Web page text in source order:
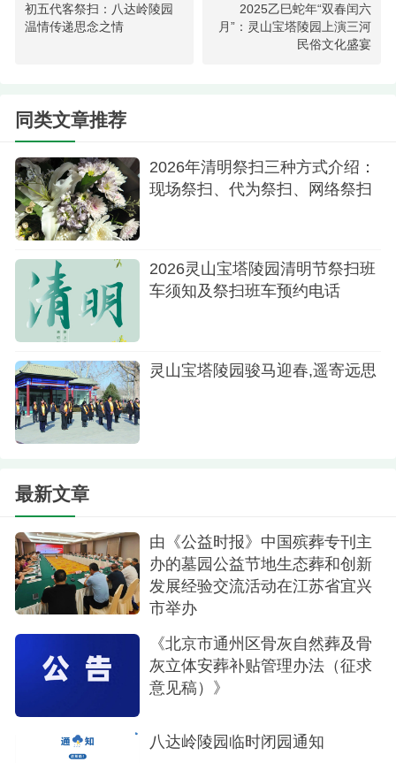
命礼赞》遗体器官捐献纪念碑落成仪式暨缅怀纪念
活动。建立遗体器官捐献纪念园，纪念园是捐献者
后人的教育基地。
四、社会责任，践行公益传递爱心灵山宝塔陵
园参加2024民政大学生命文化学院“生命文化节”，捐
助贫困生和成绩优异的学生，签署校企合作协议，
吸收专业人才。
五、未来展望回顾过去，我们深感自豪；展望
未来，我们信心满怀。在新的一年里，灵山宝塔陵
园将继续秉持专业、贴心、创新的服务理念，不断
提升服务质量与管理水平。我们计划进一步优化园
区环境，引入更多智能化服务设施，为家属提供更
加便捷、高效的祭扫体验。同时，持续开展殡葬文
一位家属对灵山宝塔陵园的信任与支持，我们将不
忘初心，砥砺前行，守护好这片充满爱与思念的土
地。
初五代客祭扫：八达岭陵园
温情传递思念之情
2025乙巳蛇年“双春闰六
月”：灵山宝塔陵园上演三河
民俗文化盛宴
同类文章推荐
2026年清明祭扫三种方式介绍：
现场祭扫、代为祭扫、网络祭扫
2026灵山宝塔陵园清明节祭扫班
车须知及祭扫班车预约电话
灵山宝塔陵园骏马迎春,遥寄远思
最新文章
由《公益时报》中国殡葬专刊主
办的墓园公益节地生态葬和创新
发展经验交流活动在江苏省宜兴
市举办
《北京市通州区骨灰自然葬及骨
灰立体安葬补贴管理办法（征求
意见稿）》
八达岭陵园临时闭园通知